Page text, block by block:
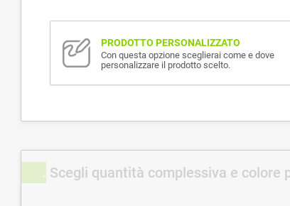
PRODOTTO PERSONALIZZATO
Con questa opzione sceglierai come e dove
personalizzare il prodotto scelto.
Scegli quantità complessiva e colore